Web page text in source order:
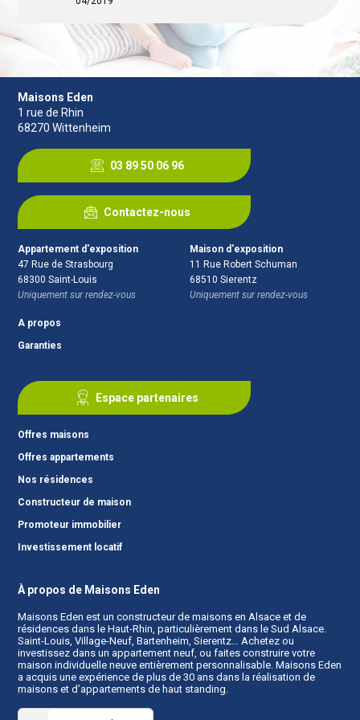
Christophe S.
07/2019
Michel F.
05/2020
Maisons Eden
1 rue de Rhin
68270 Wittenheim
03 89 50 06 96
Contactez-nous
Appartement d'exposition
47 Rue de Strasbourg
68300 Saint-Louis
Uniquement sur rendez-vous
Maison d'exposition
11 Rue Robert Schuman
68510 Sierentz
Uniquement sur rendez-vous
A propos
Garanties
Espace partenaires
Offres maisons
Offres appartements
Nos résidences
Constructeur de maison
Promoteur immobilier
Investissement locatif
À propos de Maisons Eden
Maisons Eden est un constructeur de maisons en Alsace et de
résidences dans le Haut-Rhin, particulièrement dans le Sud Alsace.
Saint-Louis, Village-Neuf, Bartenheim, Sierentz… Achetez ou
investissez dans un appartement neuf, ou faites construire votre
maison individuelle neuve entièrement personnalisable. Maisons Eden
a acquis une expérience de plus de 30 ans dans la réalisation de
maisons et d’appartements de haut standing.